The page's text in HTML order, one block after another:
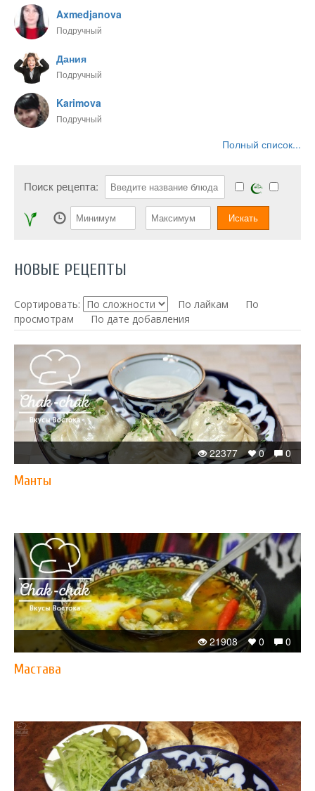
Axmedjanova
Подручный
Дания
Подручный
Karimova
Подручный
Полный список...
Поиск рецепта:
НОВЫЕ РЕЦЕПТЫ
Сортировать: По лайкам
По
просмотрам
По дате добавления
0
0
22377
Манты
0
0
21908
Мастава